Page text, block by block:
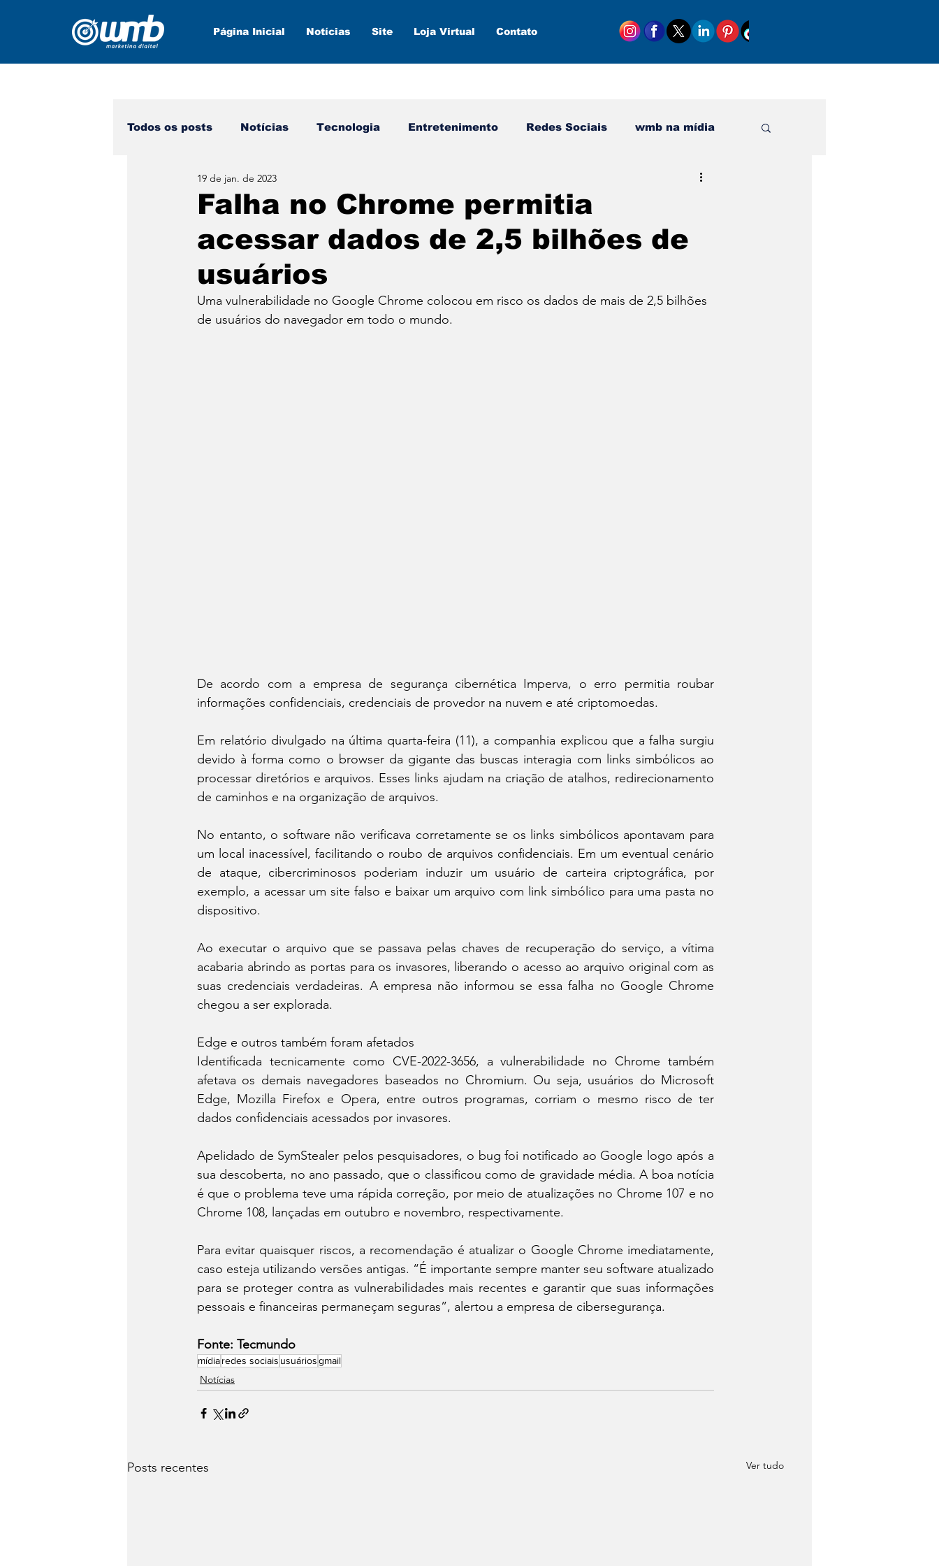
Página Inicial Notícias Site Loja Virtual Contato
Todos os posts Notícias Tecnologia Entretenimento Redes Sociais wmb na mídia
Marketing Digital
Falha no Chrome permitia
acessar dados de 2,5 bilhões de
usuários
19 de jan. de 2023
Uma vulnerabilidade no Google Chrome colocou em risco os dados de mais de 2,5 bilhões
de usuários do navegador em todo o mundo.
De acordo com a empresa de segurança cibernética Imperva, o erro permitia roubar
informações confidenciais, credenciais de provedor na nuvem e até criptomoedas.
Em relatório divulgado na última quarta-feira (11), a companhia explicou que a falha surgiu
devido à forma como o browser da gigante das buscas interagia com links simbólicos ao
processar diretórios e arquivos. Esses links ajudam na criação de atalhos, redirecionamento
de caminhos e na organização de arquivos.
No entanto, o software não verificava corretamente se os links simbólicos apontavam para
um local inacessível, facilitando o roubo de arquivos confidenciais. Em um eventual cenário
de ataque, cibercriminosos poderiam induzir um usuário de carteira criptográfica, por
exemplo, a acessar um site falso e baixar um arquivo com link simbólico para uma pasta no
dispositivo.
Ao executar o arquivo que se passava pelas chaves de recuperação do serviço, a vítima
acabaria abrindo as portas para os invasores, liberando o acesso ao arquivo original com as
suas credenciais verdadeiras. A empresa não informou se essa falha no Google Chrome
chegou a ser explorada.
Edge e outros também foram afetados
Identificada tecnicamente como CVE-2022-3656, a vulnerabilidade no Chrome também
afetava os demais navegadores baseados no Chromium. Ou seja, usuários do Microsoft
Edge, Mozilla Firefox e Opera, entre outros programas, corriam o mesmo risco de ter
dados confidenciais acessados por invasores.
Apelidado de SymStealer pelos pesquisadores, o bug foi notificado ao Google logo após a
sua descoberta, no ano passado, que o classificou como de gravidade média. A boa notícia
é que o problema teve uma rápida correção, por meio de atualizações no Chrome 107 e no
Chrome 108, lançadas em outubro e novembro, respectivamente.
Para evitar quaisquer riscos, a recomendação é atualizar o Google Chrome imediatamente,
caso esteja utilizando versões antigas. “É importante sempre manter seu software atualizado
para se proteger contra as vulnerabilidades mais recentes e garantir que suas informações
pessoais e financeiras permaneçam seguras”, alertou a empresa de cibersegurança.
Fonte: Tecmundo
mídiaredes sociais usuáriosgmail
Notícias
Posts recentes Ver tudo